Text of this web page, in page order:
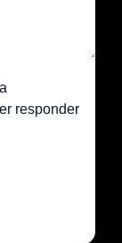
responder